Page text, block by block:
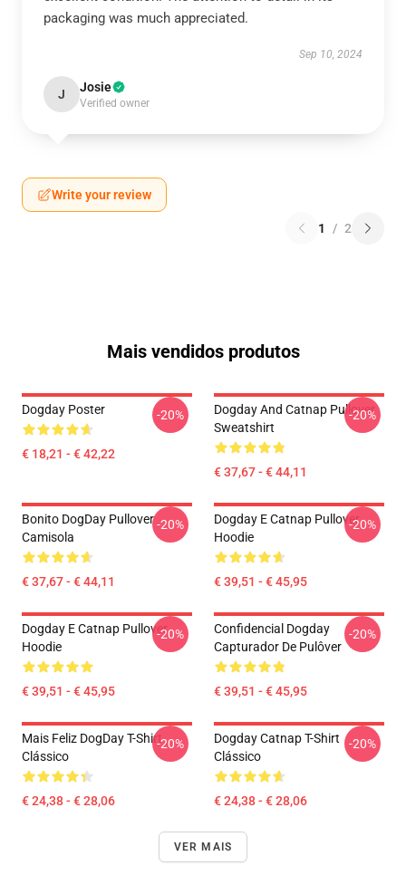
packaging was much appreciated.
Sep 10, 2024
J Josie
Verified owner
Write your review
1 / 2
Mais vendidos produtos
Dogday Poster
€ 18,21 - € 42,22
-20%
Dogday And Catnap Pullover
Sweatshirt
€ 37,67 - € 44,11
-20%
Bonito DogDay Pullover
Camisola
€ 37,67 - € 44,11
-20%
Dogday E Catnap Pullover
Hoodie
€ 39,51 - € 45,95
-20%
Dogday E Catnap Pullover
Hoodie
€ 39,51 - € 45,95
-20%
Confidencial Dogday
Capturador De Pulôver
€ 39,51 - € 45,95
-20%
Mais Feliz DogDay T-Shirt
Clássico
€ 24,38 - € 28,06
-20%
Dogday Catnap T-Shirt
Clássico
€ 24,38 - € 28,06
-20%
VER MAIS